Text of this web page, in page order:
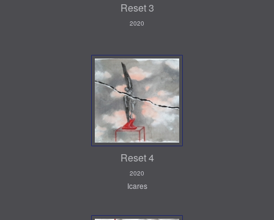
Reset 3
2020
Reset 4
2020
Icares